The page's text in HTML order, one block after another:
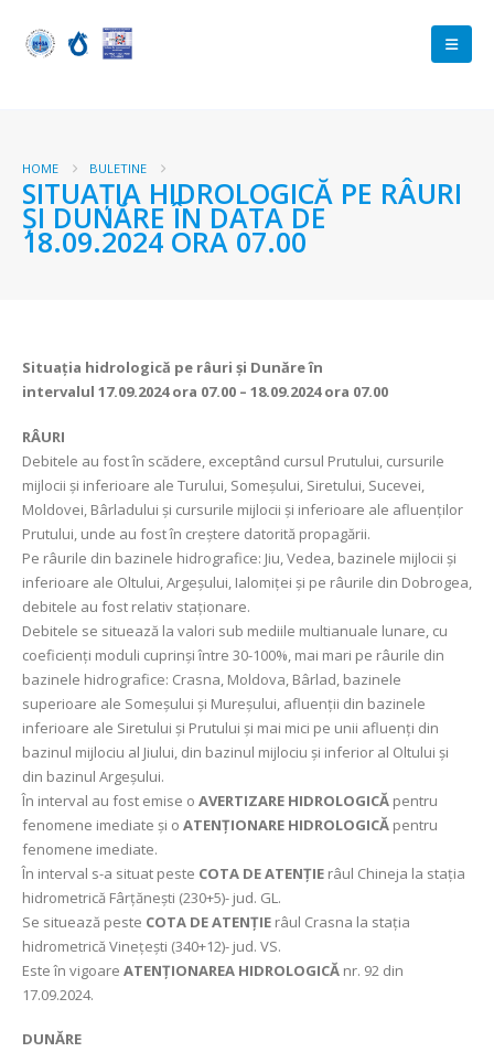
HOME BULETINE
SITUAȚIA HIDROLOGICĂ PE RÂURI
ȘI DUNĂRE ÎN DATA DE
18.09.2024 ORA 07.00
Situația hidrologică pe râuri și Dunăre în
intervalul 17.09.2024 ora 07.00 – 18.09.2024 ora 07.00
RÂURI
Debitele au fost în scădere, exceptând cursul Prutului, cursurile
mijlocii și inferioare ale Turului, Someșului, Siretului, Sucevei,
Moldovei, Bârladului şi cursurile mijlocii şi inferioare ale afluenților
Prutului, unde au fost în creștere datorită propagării.
Pe râurile din bazinele hidrografice: Jiu, Vedea, bazinele mijlocii și
inferioare ale Oltului, Argeșului, Ialomiței și pe râurile din Dobrogea,
debitele au fost relativ staționare.
Debitele se situează la valori sub mediile multianuale lunare, cu
coeficienți moduli cuprinși între 30-100%, mai mari pe râurile din
bazinele hidrografice: Crasna, Moldova, Bârlad, bazinele
superioare ale Someșului și Mureșului, afluenții din bazinele
inferioare ale Siretului şi Prutului și mai mici pe unii afluenți din
bazinul mijlociu al Jiului, din bazinul mijlociu și inferior al Oltului și
din bazinul Argeșului.
În interval au fost emise o AVERTIZARE HIDROLOGICĂ pentru
fenomene imediate și o ATENȚIONARE HIDROLOGICĂ pentru
fenomene imediate.
În interval s-a situat peste COTA DE ATENȚIE râul Chineja la stația
hidrometrică Fârțănești (230+5)- jud. GL.
Se situează peste COTA DE ATENȚIE râul Crasna la stația
hidrometrică Vinețești (340+12)- jud. VS.
Este în vigoare ATENȚIONAREA HIDROLOGICĂ nr. 92 din
17.09.2024.
DUNĂRE